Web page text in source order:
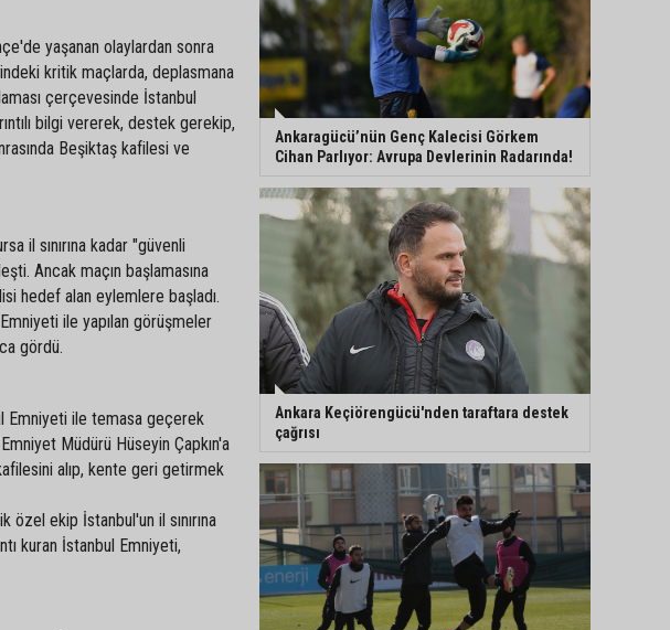
yaşanan olaylardan sonra
kritik maçlarda, deplasmana
çerçevesinde İstanbul
bilgi vererek, destek gerekip,
Beşiktaş kafilesi ve
il sınırına kadar "güvenli
Ancak maçın başlamasına
hedef alan eylemlere başladı.
ile yapılan görüşmeler
gördü.
Emniyeti ile temasa geçerek
Müdürü Hüseyin Çapkın'a
alıp, kente geri getirmek
ekip İstanbul'un il sınırına
kuran İstanbul Emniyeti,
Ankaragücü’nün Genç Kalecisi Görkem
Cihan Parlıyor: Avrupa Devlerinin Radarında!
Ankara Keçiörengücü'nden taraftara destek
çağrısı